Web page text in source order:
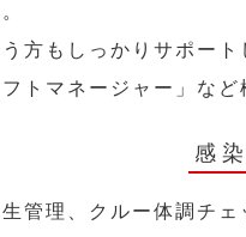
方もしっかりサポー
トマネージャー」など
感
管理、クルー体調チ